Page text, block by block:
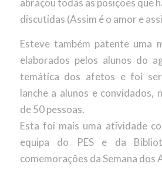
abraçou todas as posições que
discutidas (Assim é o amor e
Esteve também patente uma
elaborados pelos alunos do
temática dos afetos e foi
lanche a alunos e convidados,
de 50 pessoas.
Esta foi mais uma atividade
equipa do PES e da
comemorações da Semana dos